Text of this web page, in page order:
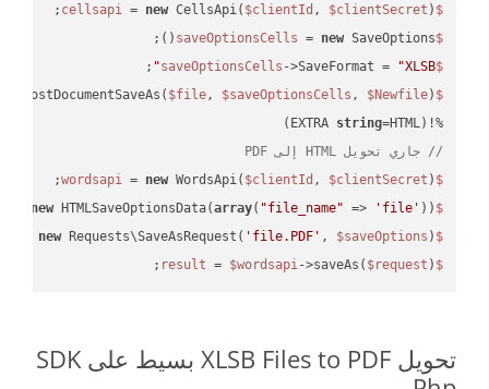
$cellsapi
= new CellsApi( $clientId , $clientSecret );
$saveOptionsCells
= new SaveOptions();
$saveOptionsCells
->SaveFormat = "XLSB"
;
$cellsApiResult
$file, $saveOptionsCells , $Newfile
%!(EXTRA
string=HTML)
// جاري تحويل HTML إلى PDF
$wordsapi
= new WordsApi( $clientId , $clientSecret );
$saveOptions
new HTMLSaveOptionsData(array( "file_name" => 'file' ));
$request
new Requests\SaveAsRequest( 'file.PDF' , $saveOptions );
$result
= $wordsapi->saveAs( $request );
تحويل XLSB Files to PDF بسيط على SDK